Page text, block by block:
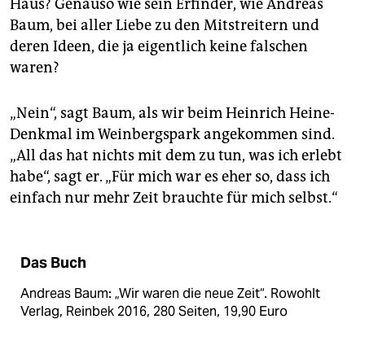
Haus? Genauso wie sein Erfinder, wie Andreas
Baum, bei aller Liebe zu den Mitstreitern und
deren Ideen, die ja eigentlich keine falschen
waren?
„Nein“, sagt Baum, als wir beim Heinrich Heine-
Denkmal im Weinbergspark angekommen sind.
„All das hat nichts mit dem zu tun, was ich erlebt
habe“, sagt er. „Für mich war es eher so, dass ich
einfach nur mehr Zeit brauchte für mich selbst.“
Das Buch
Andreas Baum: „Wir waren die neue Zeit“. Rowohlt
Verlag, Reinbek 2016, 280 Seiten, 19,90 Euro